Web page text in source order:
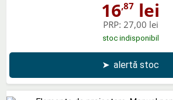
16,87 lei
PRP: 27,00 lei
stoc indisponibil
➤ alertă stoc